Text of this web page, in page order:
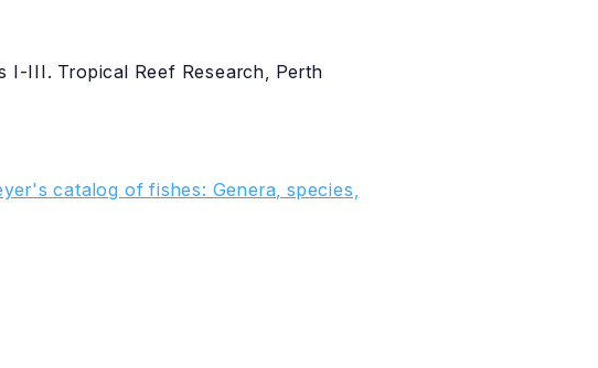
I-III. Tropical Reef Research, Perth
catalog of fishes: Genera, species,